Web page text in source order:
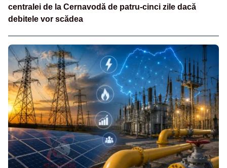
centralei de la Cernavodă de patru-cinci zile dacă
debitele vor scădea